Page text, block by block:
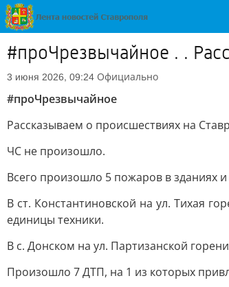
#проЧрезвычайное . .
3 июня 2026, 09:24 Официально
#проЧрезвычайное
Рассказываем о происшествиях на
ЧС не произошло.
Всего произошло 5 пожаров в зданиях
В ст. Константиновской на ул. Тихая
единицы техники.
В с. Донском на ул. Партизанской
Произошло 7 ДТП, на 1 из которых